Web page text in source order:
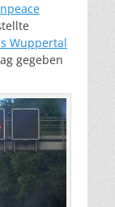
Wuppertal
gegeben